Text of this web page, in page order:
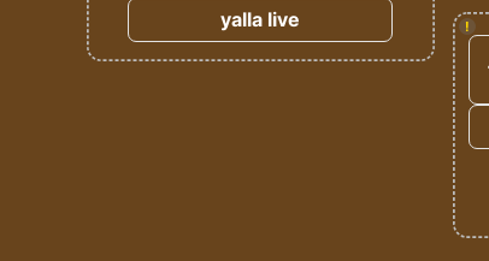
!
yalla live